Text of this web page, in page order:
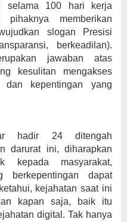
selama 100 hari kerja
memberikan
slogan Presisi
berkeadilan).
jawaban atas
kesulitan mengakses
kepentingan yang
hadir 24 ditengah
darurat ini, diharapkan
kepada masyarakat,
berkepentingan dapat
kejahatan saat ini
kapan saja, baik itu
digital. Tak hanya